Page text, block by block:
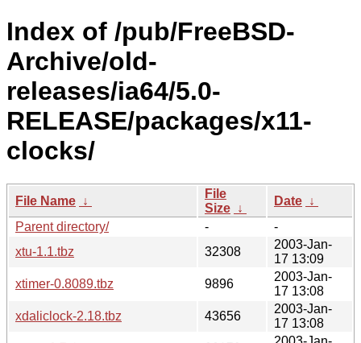
Index of /pub/FreeBSD-
Archive/old-
releases/ia64/5.0-
RELEASE/packages/x11-
clocks/
File Name ↓
File
Size ↓
Date ↓
Parent directory/
-
-
xtu-1.1.tbz
32308
2003-Jan-
17 13:09
xtimer-0.8089.tbz
9896
2003-Jan-
17 13:08
xdaliclock-2.18.tbz
43656
2003-Jan-
17 13:08